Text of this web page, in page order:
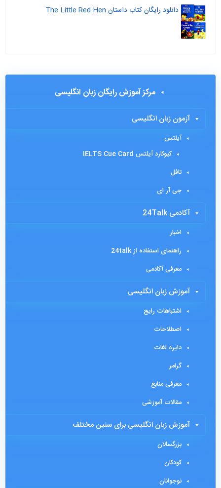
دانلود رایگان کتاب داستان The Little Red Hen
مرکز آموزش رایگان زبان انگلیسی
آزمون زبان انگلیسی
آیلتس
کیوکارد آیلتس IELTS Cue Card
تافل
جی آر ای
آکادمی 24Talk
اخبار
راهنمای استفاده از 24talk
معرفی آکادمی
آموزش زبان انگلیسی
اشتباهات رایج
اصطلاحات
دایره لغات
گرامر
معرفی منابع
مقالات آموزشی
آموزش زبان انگلیسی برای سنین مختلف
بزرگسالان
کودکان
نوجوانان